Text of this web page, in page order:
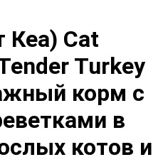
Кеа) Cat
Turkey
корм с
в
котов и